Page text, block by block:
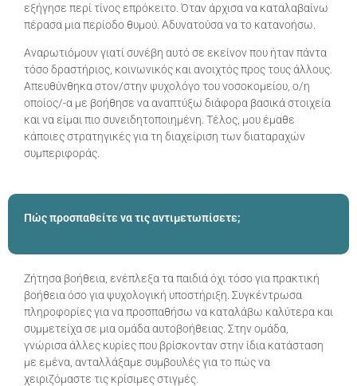
εξήγησε περί τίνος επρόκειτο. Όταν άρχισα να καταλαβαίνω
πέρασα μια περίοδο θυμού. Αδυνατούσα να το κατανοήσω.
Αναρωτιόμουν γιατί συνέβη αυτό σε εκείνον που ήταν πάντα
τόσο δραστήριος, κοινωνικός και ανοιχτός προς τους άλλους.
Απευθύνθηκα στον/στην ψυχολόγο του νοσοκομείου, ο/η
οποίος/-α με βοήθησε να αναπτύξω διάφορα βασικά στοιχεία
και να είμαι πιο συνειδητοποιημένη. Τέλος, μου έμαθε
κάποιες στρατηγικές για τη διαχείριση των διαταραχών
συμπεριφοράς.
Πώς προσπαθείτε να τις αντιμετωπίσετε;
Ζήτησα βοήθεια, ενέπλεξα τα παιδιά όχι τόσο για πρακτική
βοήθεια όσο για ψυχολογική υποστήριξη. Συγκέντρωσα
πληροφορίες για να προσπαθήσω να καταλάβω καλύτερα και
συμμετείχα σε μια ομάδα αυτοβοήθειας. Στην ομάδα,
γνώρισα άλλες κυρίες που βρίσκονταν στην ίδια κατάσταση
με εμένα, ανταλλάξαμε συμβουλές για το πώς να
χειριζόμαστε τις κρίσιμες στιγμές.